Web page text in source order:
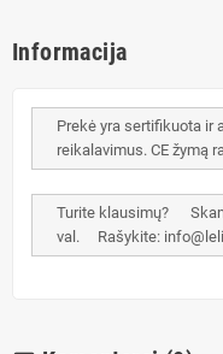
Informacija
Prekė yra sertifikuota ir
reikalavimus. CE žymą
Turite klausimų?
val. Rašykite: